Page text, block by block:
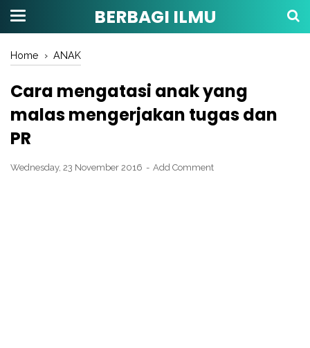
BERBAGI ILMU
Home › ANAK
Cara mengatasi anak yang
malas mengerjakan tugas dan
PR
Wednesday, 23 November 2016 Add Comment